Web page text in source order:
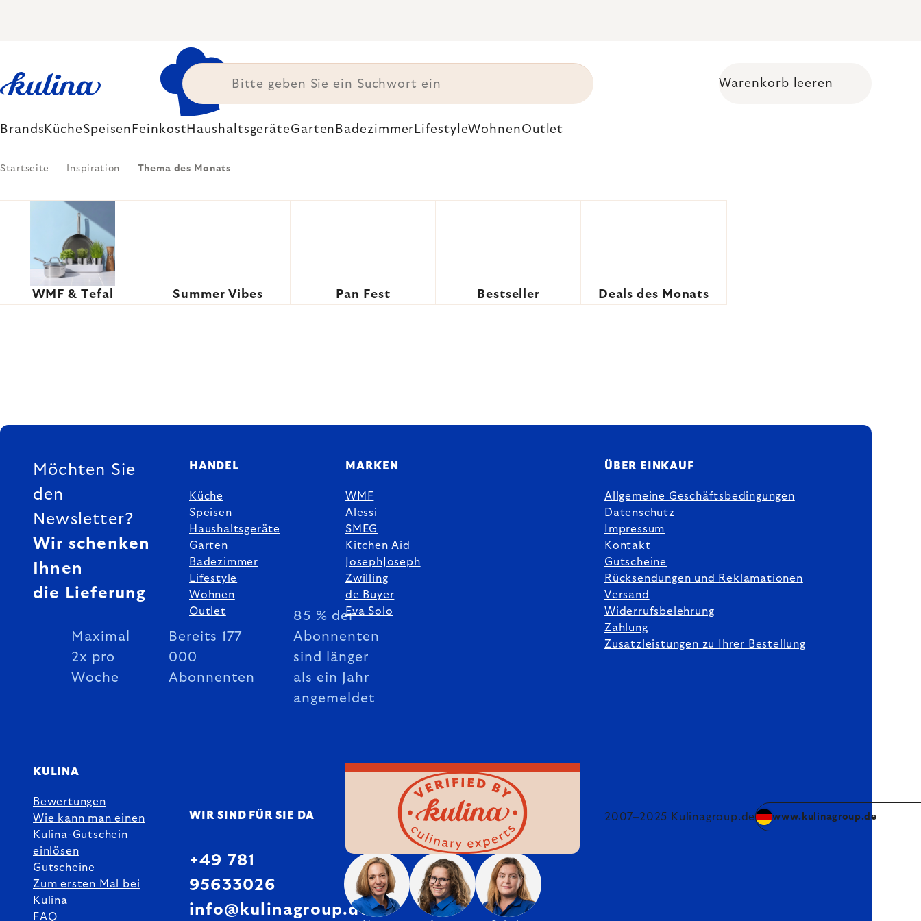
Warenkorb leeren
Brands KücheSpeisen FeinkostHaushaltsgeräteGarten Badezimmer LifestyleWohnenOutlet
Startseite Inspiration Thema des Monats
WMF & Tefal Summer Vibes Pan Fest Bestseller Deals des Monats
FUSSZEILE
Möchten Sie
den
Newsletter?
Wir schenken
Ihnen
die Lieferung
Maximal
2x pro
Woche
Bereits 177
000
Abonnenten
85 % der
Abonnenten
sind länger
als ein Jahr
angemeldet
HANDEL
Küche
Speisen
Haushaltsgeräte
Garten
Badezimmer
Lifestyle
Wohnen
Outlet
MARKEN
WMF
Alessi
SMEG
Kitchen Aid
JosephJoseph
Zwilling
de Buyer
Eva Solo
ÜBER EINKAUF
Allgemeine Geschäftsbedingungen
Datenschutz
Impressum
Kontakt
Gutscheine
Rücksendungen und Reklamationen
Versand
Widerrufsbelehrung
Zahlung
Zusatzleistungen zu Ihrer Bestellung
KULINA
Bewertungen
Wie kann man einen
Kulina-Gutschein
einlösen
Gutscheine
Zum ersten Mal bei
Kulina
FAQ
WIR SIND FÜR SIE DA
+49 781
95633026
info@kulinagroup.de
2007–2025 Kulinagroup.de www.kulinagroup.de